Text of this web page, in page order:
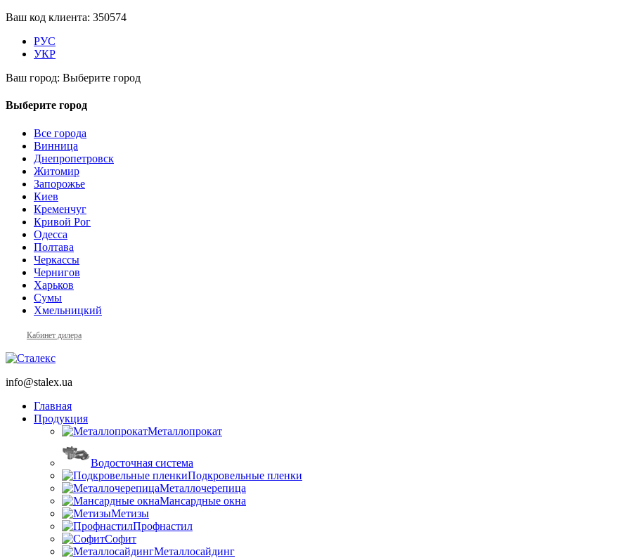
Ваш код клиента: 350574
РУС
УКР
Ваш город: Выберите город
Выберите город
Все города
Винница
Днепропетровск
Житомир
Запорожье
Киев
Кременчуг
Кривой Рог
Одесса
Полтава
Черкассы
Чернигов
Харьков
Сумы
Хмельницкий
Кабинет дилера
info@stalex.ua
Главная
Продукция
Металлопрокат
Водосточная система
Подкровельные пленки
Металлочерепица
Мансардные окна
Метизы
Профнастил
Софит
Металлосайдинг